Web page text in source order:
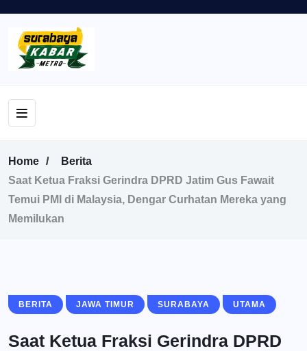
Home
Berita
Saat Ketua Fraksi Gerindra DPRD Jatim Gus Fawait
Temui PMI di Malaysia, Dengar Curhatan Mereka yang
Memilukan
BERITA JAWA TIMUR SURABAYA UTAMA
Saat Ketua Fraksi Gerindra DPRD